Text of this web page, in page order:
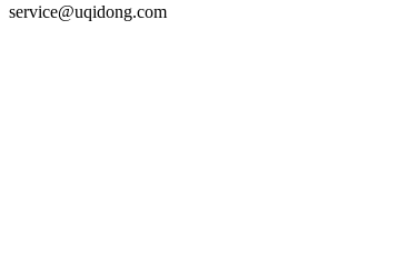
service@uqidong.com